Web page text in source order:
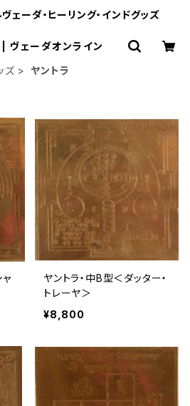
ェーダ・ヒーリング・インドグッズ
ヴェーダオンライン
ズ ヤントラ
ヤントラ・中B型＜ダッター・
トレーヤ＞
¥8,800